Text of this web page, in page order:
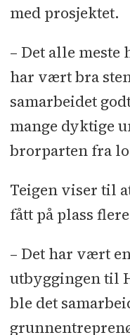
med prosjektet.
– Det alle meste
har vært bra
samarbeidet
mange dyktige
brorparten fra
Teigen viser til
fått på plass
– Det har vært
utbyggingen til
ble det